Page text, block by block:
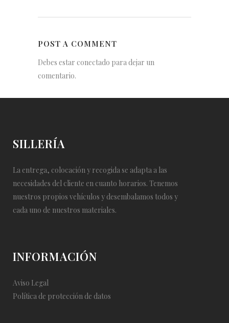
POST A COMMENT
Debes estar conectado para dejar un
comentario.
SILLERÍA
La entrega, colocación y recogida se adapta a las
necesidades del cliente en cuanto horarios. Tenemos
nuestros propios vehículos y desembalamos todos y
cada uno de nuestros materiales.
INFORMACIÓN
Aviso Legal
Política de protección de datos